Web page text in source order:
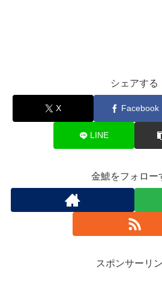
シェアする
X Facebook
LINE
金鯱をフォロー
スポンサーリ